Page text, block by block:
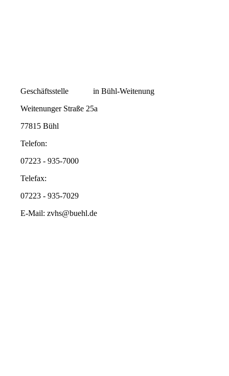
Geschäftsstelle in Bühl-Weitenung
Weitenunger Straße 25a
77815 Bühl
Telefon:
07223 - 935-7000
Telefax:
07223 - 935-7029
E-Mail: zvhs@buehl.de